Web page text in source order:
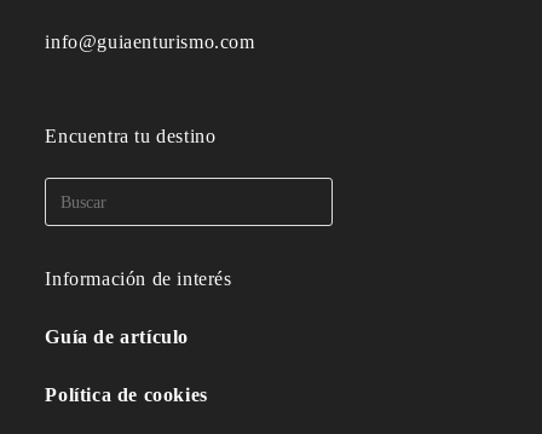
info@guiaenturismo.com
Encuentra tu destino
Información de interés
Guía de artículo
Política de cookies